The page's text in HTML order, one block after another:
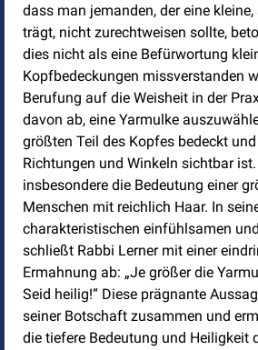
dass man jemanden, der eine
trägt, nicht zurechtweisen sollte,
dies nicht als eine Befürwortung
Kopfbedeckungen missverstanden
Berufung auf die Weisheit in der
davon ab, eine Yarmulke
größten Teil des Kopfes bedeckt
Richtungen und Winkeln sichtbar
insbesondere die Bedeutung einer
Menschen mit reichlich Haar. In
charakteristischen einfühlsamen
schließt Rabbi Lerner mit einer
Ermahnung ab: „Je größer die
Seid heilig!“ Diese prägnante
seiner Botschaft zusammen und
die tiefere Bedeutung und Heiligkeit